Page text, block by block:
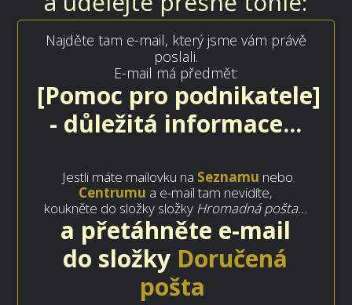
Najděte tam e-mail, který jsme vám právě
poslali.
E-mail má předmět:
[Pomoc pro podnikatele]
- důležitá informace...
Jestli máte mailovku na Seznamu nebo
Centrumu a e-mail tam nevidíte,
koukněte do složky složky Hromadná pošta...
a přetáhněte e-mail
do složky Doručená
pošta